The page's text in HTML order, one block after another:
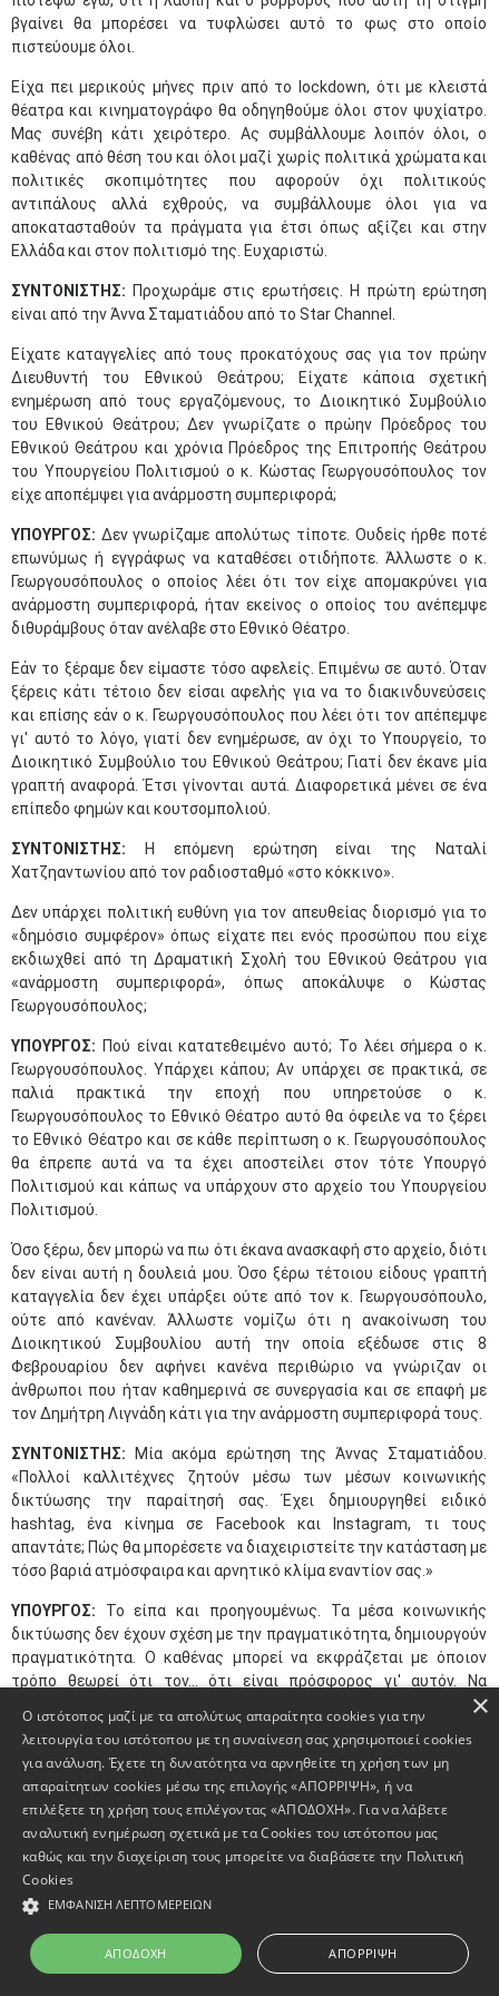
βγαίνει θα μπορέσει να τυφλώσει αυτό το φως στο οποίο
πιστεύουμε όλοι.
Είχα πει μερικούς μήνες πριν από το lockdown, ότι με κλειστά
θέατρα και κινηματογράφο θα οδηγηθούμε όλοι στον ψυχίατρο.
Μας συνέβη κάτι χειρότερο. Ας συμβάλλουμε λοιπόν όλοι, ο
καθένας από θέση του και όλοι μαζί χωρίς πολιτικά χρώματα και
πολιτικές σκοπιμότητες που αφορούν όχι πολιτικούς
αντιπάλους αλλά εχθρούς, να συμβάλλουμε όλοι για να
αποκατασταθούν τα πράγματα για έτσι όπως αξίζει και στην
Ελλάδα και στον πολιτισμό της. Ευχαριστώ.
ΣΥΝΤΟΝΙΣΤΗΣ: Προχωράμε στις ερωτήσεις. Η πρώτη ερώτηση
είναι από την Άννα Σταματιάδου από το Star Channel.
Είχατε καταγγελίες από τους προκατόχους σας για τον πρώην
Διευθυντή του Εθνικού Θεάτρου; Είχατε κάποια σχετική
ενημέρωση από τους εργαζόμενους, το Διοικητικό Συμβούλιο
του Εθνικού Θεάτρου; Δεν γνωρίζατε ο πρώην Πρόεδρος του
Εθνικού Θεάτρου και χρόνια Πρόεδρος της Επιτροπής Θεάτρου
του Υπουργείου Πολιτισμού ο κ. Κώστας Γεωργουσόπουλος τον
είχε αποπέμψει για ανάρμοστη συμπεριφορά;
ΥΠΟΥΡΓΟΣ: Δεν γνωρίζαμε απολύτως τίποτε. Ουδείς ήρθε ποτέ
επωνύμως ή εγγράφως να καταθέσει οτιδήποτε. Άλλωστε ο κ.
Γεωργουσόπουλος ο οποίος λέει ότι τον είχε απομακρύνει για
ανάρμοστη συμπεριφορά, ήταν εκείνος ο οποίος του ανέπεμψε
διθυράμβους όταν ανέλαβε στο Εθνικό Θέατρο.
Εάν το ξέραμε δεν είμαστε τόσο αφελείς. Επιμένω σε αυτό. Όταν
ξέρεις κάτι τέτοιο δεν είσαι αφελής για να το διακινδυνεύσεις
και επίσης εάν ο κ. Γεωργουσόπουλος που λέει ότι τον απέπεμψε
γι' αυτό το λόγο, γιατί δεν ενημέρωσε, αν όχι το Υπουργείο, το
Διοικητικό Συμβούλιο του Εθνικού Θεάτρου; Γιατί δεν έκανε μία
γραπτή αναφορά. Έτσι γίνονται αυτά. Διαφορετικά μένει σε ένα
επίπεδο φημών και κουτσομπολιού.
ΣΥΝΤΟΝΙΣΤΗΣ: Η επόμενη ερώτηση είναι της Ναταλί
Χατζηαντωνίου από τον ραδιοσταθμό «στο κόκκινο».
Δεν υπάρχει πολιτική ευθύνη για τον απευθείας διορισμό για το
«δημόσιο συμφέρον» όπως είχατε πει ενός προσώπου που είχε
εκδιωχθεί από τη Δραματική Σχολή του Εθνικού Θεάτρου για
«ανάρμοστη συμπεριφορά», όπως αποκάλυψε ο Κώστας
Γεωργουσόπουλος;
ΥΠΟΥΡΓΟΣ: Πού είναι κατατεθειμένο αυτό; Το λέει σήμερα ο κ.
Γεωργουσόπουλος. Υπάρχει κάπου; Αν υπάρχει σε πρακτικά, σε
παλιά πρακτικά την εποχή που υπηρετούσε ο κ.
Γεωργουσόπουλος το Εθνικό Θέατρο αυτό θα όφειλε να το ξέρει
το Εθνικό Θέατρο και σε κάθε περίπτωση ο κ. Γεωργουσόπουλος
θα έπρεπε αυτά να τα έχει αποστείλει στον τότε Υπουργό
Πολιτισμού και κάπως να υπάρχουν στο αρχείο του Υπουργείου
Πολιτισμού.
Όσο ξέρω, δεν μπορώ να πω ότι έκανα ανασκαφή στο αρχείο, διότι
δεν είναι αυτή η δουλειά μου. Όσο ξέρω τέτοιου είδους γραπτή
καταγγελία δεν έχει υπάρξει ούτε από τον κ. Γεωργουσόπουλο,
ούτε από κανέναν. Άλλωστε νομίζω ότι η ανακοίνωση του
Διοικητικού Συμβουλίου αυτή την οποία εξέδωσε στις 8
Φεβρουαρίου δεν αφήνει κανένα περιθώριο να γνώριζαν οι
άνθρωποι που ήταν καθημερινά σε συνεργασία και σε επαφή με
τον Δημήτρη Λιγνάδη κάτι για την ανάρμοστη συμπεριφορά τους.
ΣΥΝΤΟΝΙΣΤΗΣ:
Μία ακόμα ερώτηση της Άννας Σταματιάδου.
«Πολλοί καλλιτέχνες ζητούν μέσω των μέσων κοινωνικής
δικτύωσης την παραίτησή σας. Έχει δημιουργηθεί ειδικό
hashtag, ένα κίνημα σε Facebook και Instagram, τι τους
απαντάτε; Πώς θα μπορέσετε να διαχειριστείτε την κατάσταση με
τόσο βαριά ατμόσφαιρα και αρνητικό κλίμα εναντίον σας.»
ΥΠΟΥΡΓΟΣ: Το είπα και προηγουμένως. Τα μέσα κοινωνικής
δικτύωσης δεν έχουν σχέση με την πραγματικότητα, δημιουργούν
πραγματικότητα. Ο καθένας μπορεί να εκφράζεται με όποιον
τρόπο θεωρεί ότι τον… ότι είναι πρόσφορος γι' αυτόν. Να
ΣΥΝΤΟΝΙΣΤΗΣ:Επόμενη ερώτηση της Φωτεινής Λαμπρίδη.
«Κυρία Μενδώνη, καταργήσατε τον διαγωνισμό για να
τοποθετήσετε τα πρόσωπα της αρεσκείας σας. Με δεδομένο
επίσης ότι υπάρχουν και σεμινάρια για εφήβους στη Σχολή του
Εθνικού Θεάτρου, ποιος παίρνει την πολιτική ευθύνη για την
τοποθέτηση στο τιμόνι του Εθνικού, ενός προσώπου που
φαίνεται να χρησιμοποιούσε τις σχολές και τα σχολεία ως
δεξαμενές για να παραπλανεί εφήβους; Χρωστάει η πολιτική
ηγεσία μία συγγνώμη;»
ΥΠΟΥΡΓΟΣ:Η πολιτική ηγεσία σήμερα, η σημερινή πολιτική
×
Ο ιστότοπος μαζί με τα απολύτως απαραίτητα cookies για την
λειτουργία του ιστότοπου με τη συναίνεση σας χρησιμοποιεί cookies
για ανάλυση. Έχετε τη δυνατότητα να αρνηθείτε τη χρήση των μη
απαραίτητων cookies μέσω της επιλογής «ΑΠΟΡΡΙΨΗ», ή να
επιλέξετε τη χρήση τους επιλέγοντας «ΑΠΟΔΟΧΗ». Για να λάβετε
αναλυτική ενημέρωση σχετικά με τα Cookies του ιστότοπου μας
καθώς και την διαχείριση τους μπορείτε να διαβάσετε την Πολιτική
Cookies
ΕΜΦΆΝΙΣΗ ΛΕΠΤΟΜΕΡΕΙΏΝ
ΑΠΟΔΟΧΉ ΑΠΌΡΡΙΨΗ